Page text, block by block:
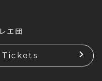
エ団
Tickets